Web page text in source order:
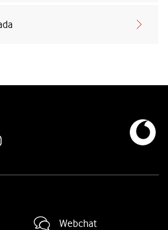
Webchat